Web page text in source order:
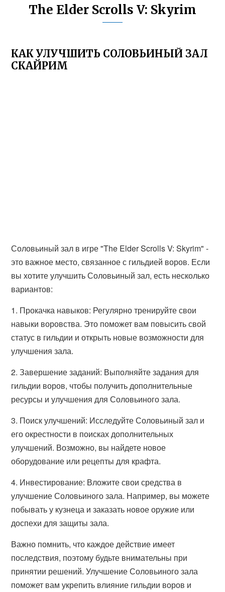
The Elder Scrolls V: Skyrim
КАК УЛУЧШИТЬ СОЛОВЬИНЫЙ ЗАЛ
СКАЙРИМ
Соловьиный зал в игре "The Elder Scrolls V: Skyrim" -
это важное место, связанное с гильдией воров. Если
вы хотите улучшить Соловьиный зал, есть несколько
вариантов:
1. Прокачка навыков: Регулярно тренируйте свои
навыки воровства. Это поможет вам повысить свой
статус в гильдии и открыть новые возможности для
улучшения зала.
2. Завершение заданий: Выполняйте задания для
гильдии воров, чтобы получить дополнительные
ресурсы и улучшения для Соловьиного зала.
3. Поиск улучшений: Исследуйте Соловьиный зал и
его окрестности в поисках дополнительных
улучшений. Возможно, вы найдете новое
оборудование или рецепты для крафта.
4. Инвестирование: Вложите свои средства в
улучшение Соловьиного зала. Например, вы можете
побывать у кузнеца и заказать новое оружие или
доспехи для защиты зала.
Важно помнить, что каждое действие имеет
последствия, поэтому будьте внимательны при
принятии решений. Улучшение Соловьиного зала
поможет вам укрепить влияние гильдии воров и